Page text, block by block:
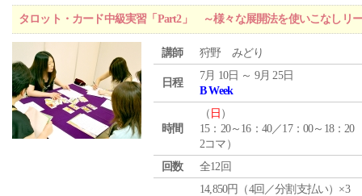
タロット・カード中級実習「Part2」 ～様々な展開法を使いこなしリ
講師 狩野 みどり
日程
7月 10日 ～ 9月 25日
B Week
時間
（ 日 ）
15：20～16：40／17：00～18：20
2コマ）
回数
全12回
14,850円（4回／分割支払い）×3